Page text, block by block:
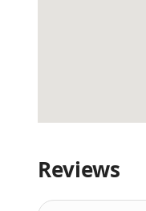
Reviews